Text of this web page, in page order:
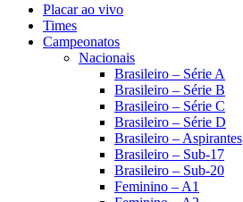
Placar ao vivo
Times
Campeonatos
Nacionais
Brasileiro – Série A
Brasileiro – Série B
Brasileiro – Série C
Brasileiro – Série D
Brasileiro – Aspirantes
Brasileiro – Sub-17
Brasileiro – Sub-20
Feminino – A1